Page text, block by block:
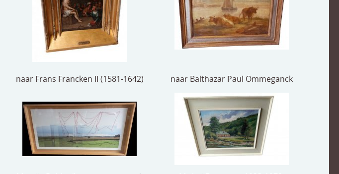
naar Frans Francken II (1581-1642) naar Balthazar Paul Ommeganck